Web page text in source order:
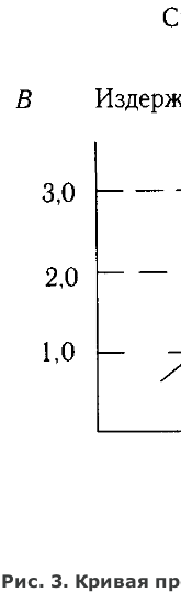
Рис. 3. Кривая